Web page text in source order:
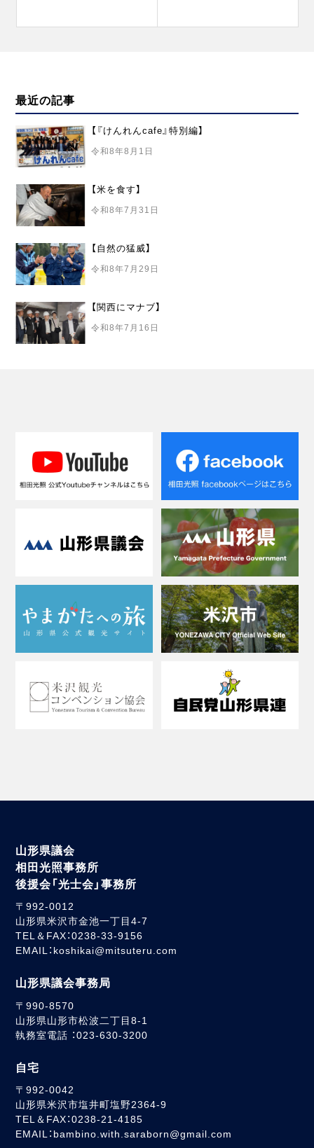
シ
最近の記事
【『けんれんcafe』特別編】
令和8年8月1日
【米を食す】
令和8年7月31日
【自然の猛威】
令和8年7月29日
【関西にマナブ】
令和8年7月16日
山形県議会
相田光照事務所
後援会「光士会」事務所
〒992-0012
山形県米沢市金池一丁目4-7
TEL＆FAX：0238-33-9156
EMAIL：koshikai@mitsuteru.com
山形県議会事務局
〒990-8570
山形県山形市松波二丁目8-1
執務室電話 ：023-630-3200
自宅
〒992-0042
山形県米沢市塩井町塩野2364-9
TEL＆FAX：0238-21-4185
EMAIL：bambino.with.saraborn@gmail.com